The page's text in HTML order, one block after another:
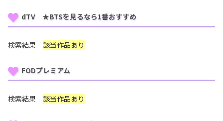
dTV ★BTSを見るなら1番おすすめ
検索結果 該当作品あり
FODプレミアム
検索結果 該当作品あり